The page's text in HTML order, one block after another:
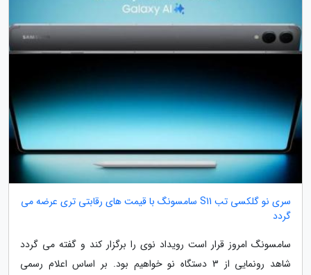
سری نو گلکسی تب S11 سامسونگ با قیمت های رقابتی تری عرضه می
گردد
سامسونگ امروز قرار است رویداد نوی را برگزار کند و گفته می گردد
شاهد رونمایی از 3 دستگاه نو خواهیم بود. بر اساس اعلام رسمی